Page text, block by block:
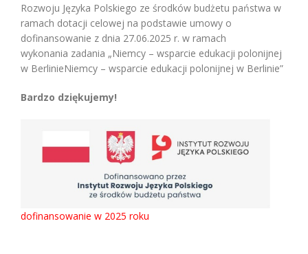
Rozwoju Języka Polskiego ze środków budżetu państwa w
ramach dotacji celowej na podstawie umowy o
dofinansowanie z dnia 27.06.2025 r. w ramach
wykonania zadania „Niemcy – wsparcie edukacji polonijnej
w BerlinieNiemcy – wsparcie edukacji polonijnej w Berlinie”
Bardzo dziękujemy!
dofinansowanie w 2025 roku